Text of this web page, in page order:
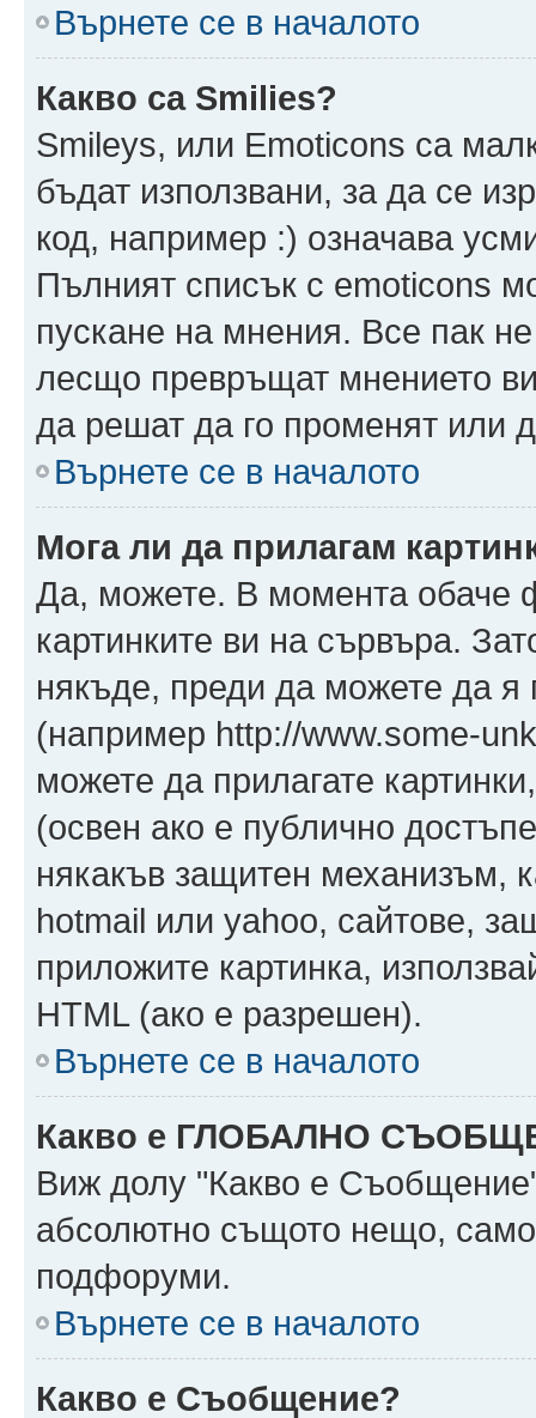
Върнете се в началото
Какво са Smilies?
Smileys, или Emoticons са
бъдат използвани, за да се
код, например :) означава
Пълният списък с emoticons
пускане на мнения. Все пак
лесщо превръщат мнението
да решат да го променят или
Върнете се в началото
Мога ли да прилагам
Да, можете. В момента обаче
картинките ви на сървъра.
някъде, преди да можете да
(например http://www.some-
можете да прилагате
(освен ако е публично
някакъв защитен механизъм,
hotmail или yahoo, сайтове,
приложите картинка,
HTML (ако е разрешен).
Върнете се в началото
Какво е ГЛОБАЛНО
Виж долу "Какво е
абсолютно същото нещо,
подфоруми.
Върнете се в началото
Какво е Съобщение?